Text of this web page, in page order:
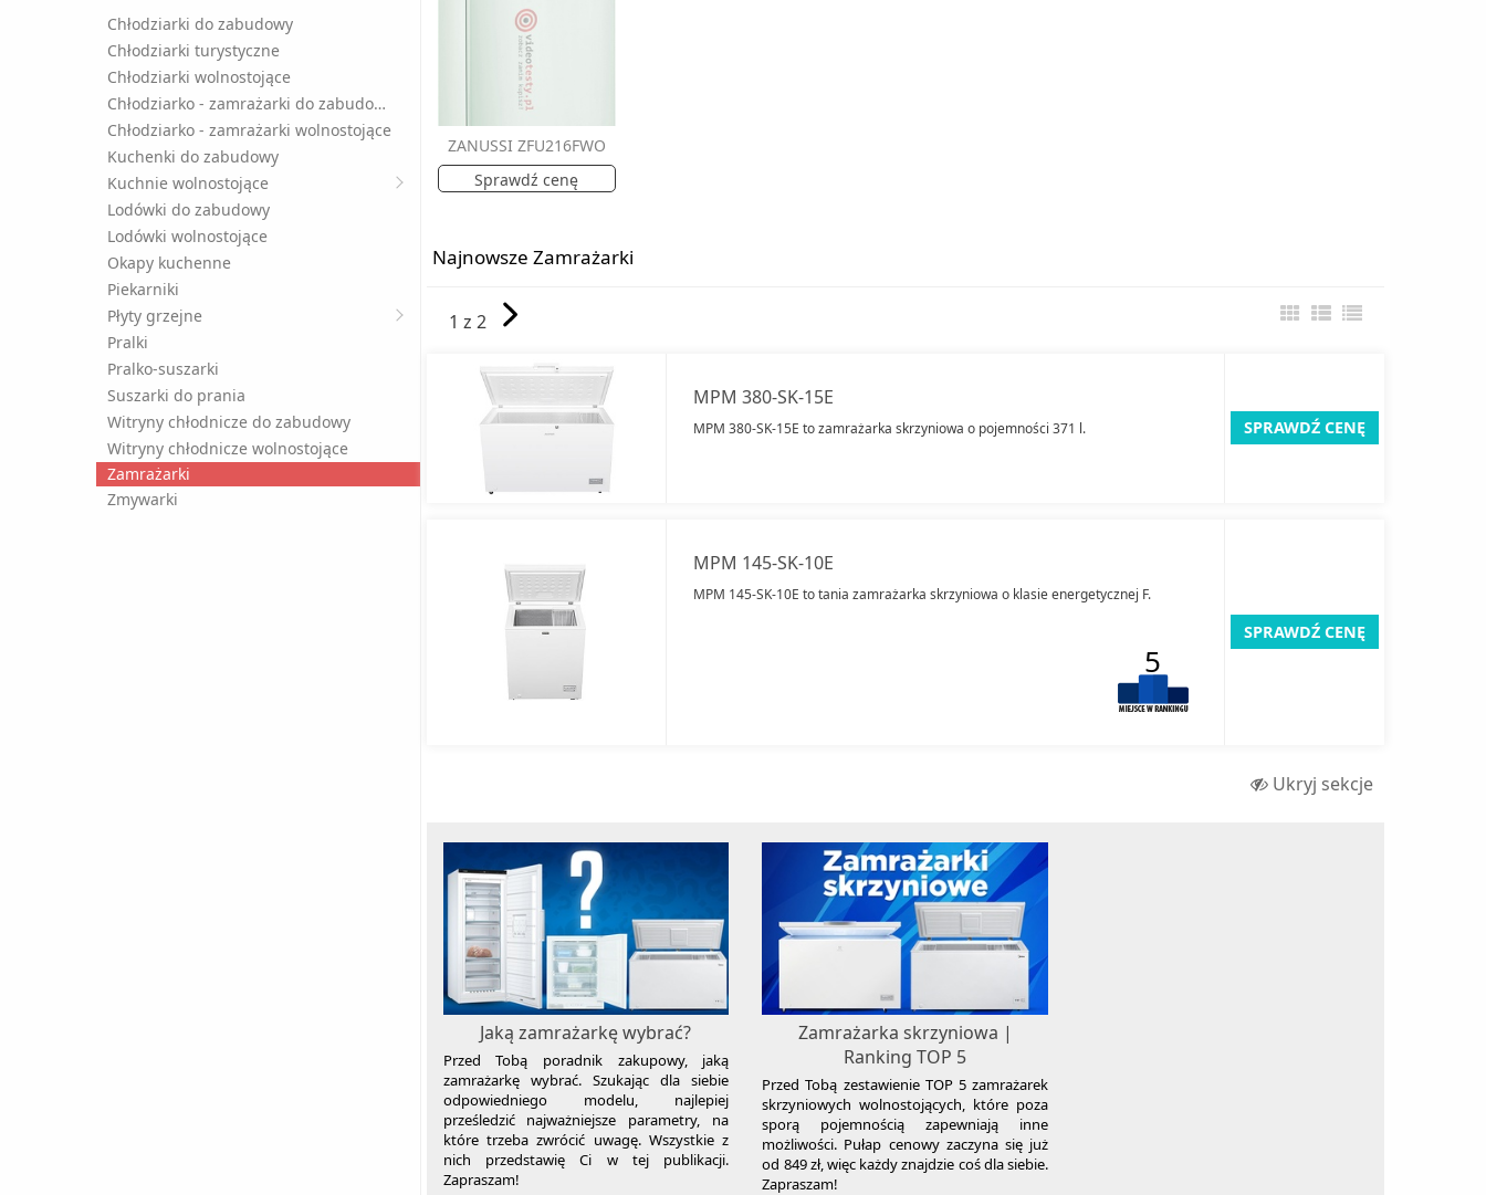
Chłodziarki do zabudowy
Chłodziarki turystyczne
Chłodziarki wolnostojące
Chłodziarko - zamrażarki do zabudowy
Chłodziarko - zamrażarki wolnostojące
Kuchenki do zabudowy
Kuchnie wolnostojące
Lodówki do zabudowy
Lodówki wolnostojące
Okapy kuchenne
Piekarniki
Płyty grzejne
Pralki
Pralko-suszarki
Suszarki do prania
Witryny chłodnicze do zabudowy
Witryny chłodnicze wolnostojące
Zamrażarki
Zmywarki
ZANUSSI ZFU216FWO
Sprawdź cenę
Najnowsze Zamrażarki
1 z 2
MPM 380-SK-15E
MPM 380-SK-15E to zamrażarka skrzyniowa o pojemności 371 l. SPRAWDŹ CENĘ
MPM 145-SK-10E
MPM 145-SK-10E to tania zamrażarka skrzyniowa o klasie energetycznej F.
5
SPRAWDŹ CENĘ
Ukryj sekcje
Jaką zamrażarkę wybrać?
Przed Tobą poradnik zakupowy, jaką
zamrażarkę wybrać. Szukając dla siebie
odpowiedniego modelu, najlepiej
prześledzić najważniejsze parametry, na
które trzeba zwrócić uwagę. Wszystkie z
nich przedstawię Ci w tej publikacji.
Zapraszam!
Zamrażarka skrzyniowa |
Ranking TOP 5
Przed Tobą zestawienie TOP 5 zamrażarek
skrzyniowych wolnostojących, które poza
sporą pojemnością zapewniają inne
możliwości. Pułap cenowy zaczyna się już
od 849 zł, więc każdy znajdzie coś dla siebie.
Zapraszam!